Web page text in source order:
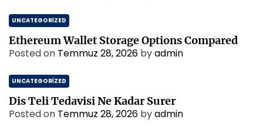
UNCATEGORIZED
Ethereum Wallet Storage Options Compared
Posted on Temmuz 28, 2026 byadmin
UNCATEGORIZED
Dis Teli Tedavisi Ne Kadar Surer
Posted on Temmuz 28, 2026 byadmin